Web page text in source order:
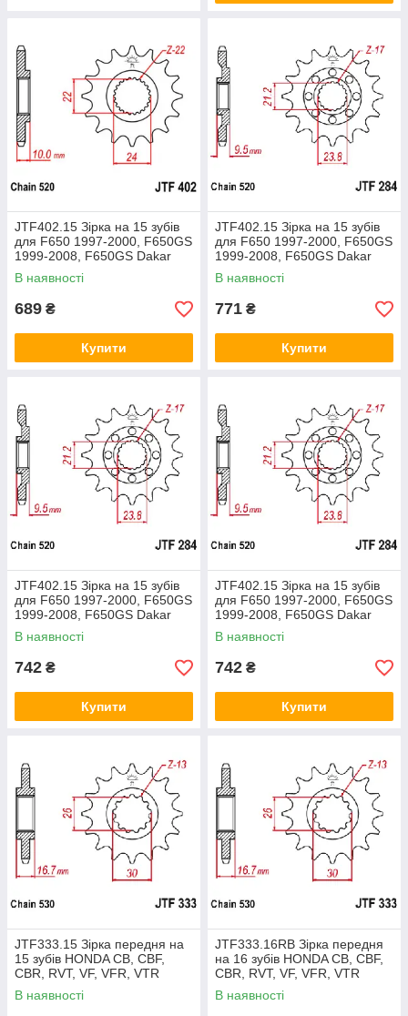
JTF402.15 Зірка на 15 зубів
для F650 1997-2000, F650GS
1999-2008, F650GS Dakar
2000-2007, Sunstar 38615
В наявності
689 ₴
Купити
JTF402.15 Зірка на 15 зубів
для F650 1997-2000, F650GS
1999-2008, F650GS Dakar
2000-2007, Sunstar 38615
В наявності
771 ₴
Купити
JTF402.15 Зірка на 15 зубів
для F650 1997-2000, F650GS
1999-2008, F650GS Dakar
2000-2007, Sunstar 38615
В наявності
742 ₴
Купити
JTF402.15 Зірка на 15 зубів
для F650 1997-2000, F650GS
1999-2008, F650GS Dakar
2000-2007, Sunstar 38615
В наявності
742 ₴
Купити
JTF333.15 Зірка передня на
15 зубів HONDA CB, CBF,
CBR, RVT, VF, VFR, VTR
750/900/1000SS 52216
В наявності
JTF333.16RB Зірка передня
на 16 зубів HONDA CB, CBF,
CBR, RVT, VF, VFR, VTR
750/900/1000SS 52216
В наявності